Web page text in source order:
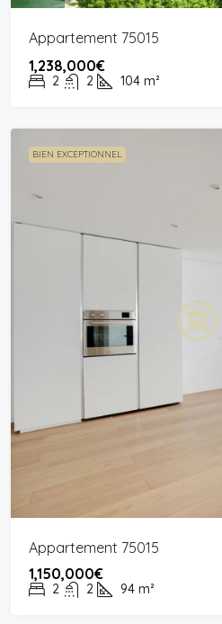
Appartement 75015
1,238,000€
2 2 104 m²
BIEN EXCEPTIONNEL
Appartement 75015
1,150,000€
2 2 94 m²